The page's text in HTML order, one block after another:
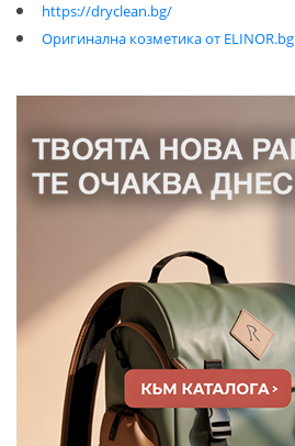
https://dryclean.bg/
Оригинална козметика от ELINOR.bg